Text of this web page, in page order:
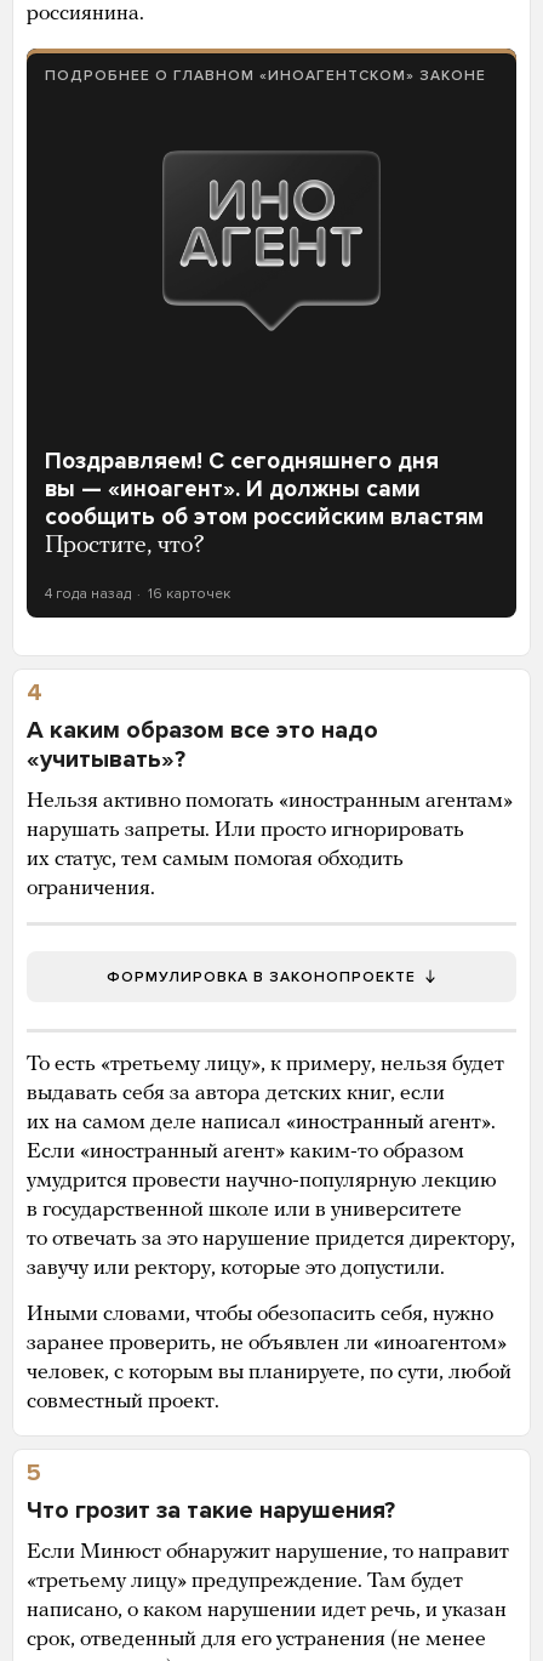
россиянина.
ПОДРОБНЕЕ О ГЛАВНОМ «ИНОАГЕНТСКОМ» ЗАКОНЕ
Поздравляем! С сегодняшнего дня
вы — «иноагент». И должны сами
сообщить об этом российским властям
Простите, что?
4 года назад 16 карточек
4
А каким образом все это надо
«учитывать»?
Нельзя активно помогать «иностранным агентам»
нарушать запреты. Или просто игнорировать
их статус, тем самым помогая обходить
ограничения.
ФОРМУЛИРОВКА В ЗАКОНОПРОЕКТЕ
То есть «третьему лицу», к примеру, нельзя будет
выдавать себя за автора детских книг, если
их на самом деле написал «иностранный агент».
Если «иностранный агент» каким-то образом
умудрится провести научно-популярную лекцию
в государственной школе или в университете
то отвечать за это нарушение придется директору,
завучу или ректору, которые это допустили.
Иными словами, чтобы обезопасить себя, нужно
заранее проверить, не объявлен ли «иноагентом»
человек, с которым вы планируете, по сути, любой
совместный проект.
5
Что грозит за такие нарушения?
Если Минюст обнаружит нарушение, то направит
«третьему лицу» предупреждение. Там будет
написано, о каком нарушении идет речь, и указан
срок, отведенный для его устранения (не менее